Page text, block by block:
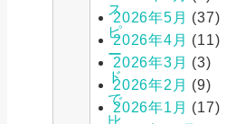
ス
ピ
ー
ド
で
2026年5月 (37)
2026年4月 (11)
2026年3月 (3)
2026年2月 (9)
2026年1月 (17)